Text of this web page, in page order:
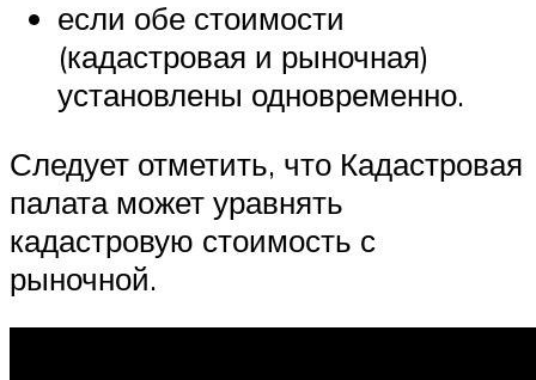
если обе стоимости
(кадастровая и рыночная)
установлены одновременно.
Следует отметить, что Кадастровая
палата может уравнять
кадастровую стоимость с
рыночной.